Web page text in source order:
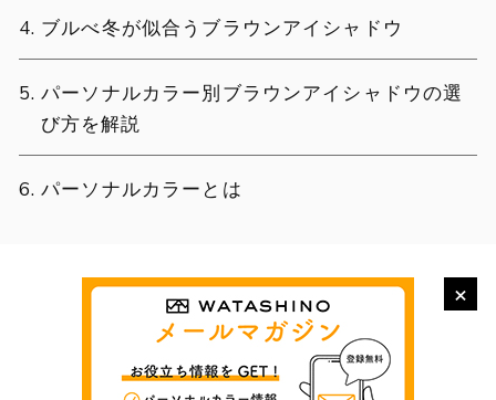
ブルべ冬が似合うブラウンアイシャドウ
パーソナルカラー別ブラウンアイシャドウの選
び方を解説
パーソナルカラーとは
×